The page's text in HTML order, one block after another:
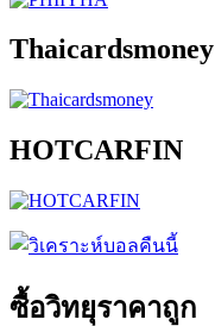
Thaicardsmoney
HOTCARFIN
ซื้อวิทยุราคาถูก